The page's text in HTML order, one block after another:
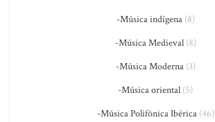
-Música indígena(8)
-Música Medieval(8)
-Música Moderna(3)
-Música oriental (5)
-Música Polifônica Ibérica(46)